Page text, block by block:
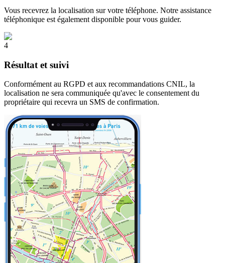
Vous recevrez la localisation sur votre téléphone. Notre assistance
téléphonique est également disponible pour vous guider.
4
Résultat et suivi
Conformément au RGPD et aux recommandations CNIL, la
localisation ne sera communiquée qu'avec le consentement du
propriétaire qui recevra un SMS de confirmation.